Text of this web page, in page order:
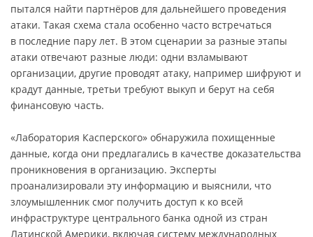
пытался найти партнёров для дальнейшего проведения
атаки. Такая схема стала особенно часто встречаться
в последние пару лет. В этом сценарии за разные этапы
атаки отвечают разные люди: одни взламывают
организации, другие проводят атаку, например шифруют и
крадут данные, третьи требуют выкуп и берут на себя
финансовую часть.
«Лаборатория Касперского» обнаружила похищенные
данные, когда они предлагались в качестве доказательства
проникновения в организацию. Эксперты
проанализировали эту информацию и выяснили, что
злоумышленник смог получить доступ к ко всей
инфраструктуре центрального банка одной из стран
Латинской Америки, включая систему международных